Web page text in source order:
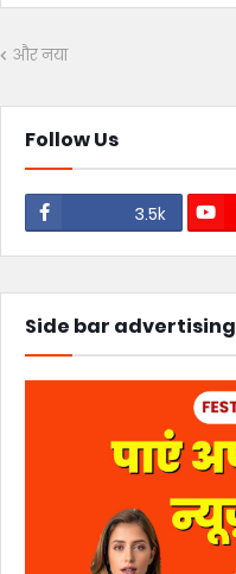
और नया
Follow Us
3.5k
Side bar advertising